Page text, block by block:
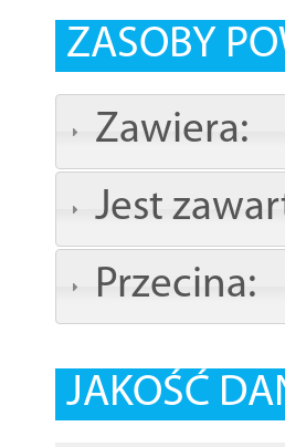
ZASOBY
Zawiera:
Jest
Przecina:
JAKOŚĆ